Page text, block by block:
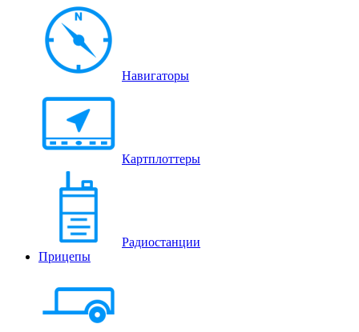
Навигаторы
Картплоттеры
Радиостанции
Прицепы